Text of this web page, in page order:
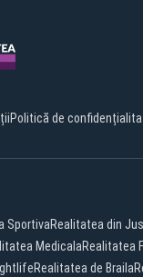
Politică de
SportivaRealitatea din
MedicalaRealitatea
Realitatea de Braila